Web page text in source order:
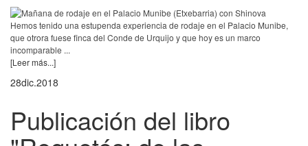
Hemos tenido una estupenda experiencia de rodaje en el Palacio Munibe,
que otrora fuese finca del Conde de Urquijo y que hoy es un marco
incomparable ...
[Leer más...]
28dic.2018
Publicación del libro